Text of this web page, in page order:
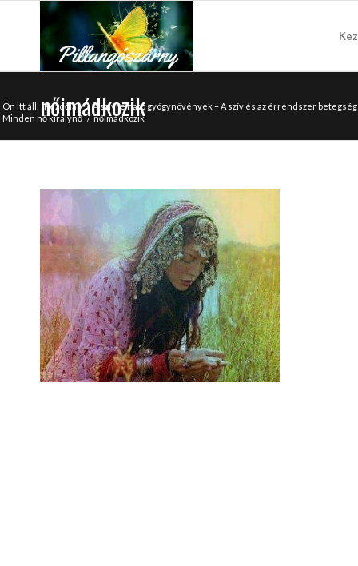
nőimádkozik
Ön itt áll: Kezdőlap / A szívre ható gyógynövények – A szív és az érrendszer
Minden nő királynő / nőimádkozik